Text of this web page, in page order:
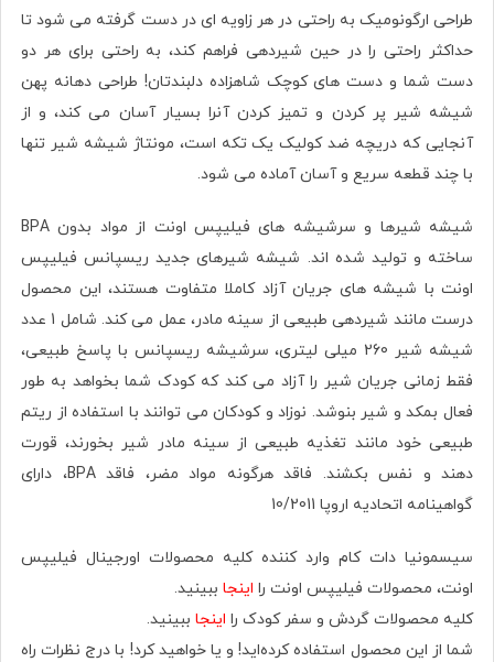
طراحی ارگونومیک به راحتی در هر زاویه ای در دست گرفته می شود تا
حداکثر راحتی را در حین شیردهی فراهم کند، به راحتی برای هر دو
دست شما و دست های کوچک شاهزاده دلبندتان! طراحی دهانه پهن
شیشه شیر پر کردن و تمیز کردن آنرا بسیار آسان می کند، و از
آنجایی که دریچه ضد کولیک یک تکه است، مونتاژ شیشه شیر تنها
با چند قطعه سریع و آسان آماده می شود.
شیشه شیرها و سرشیشه های فیلیپس اونت از مواد بدون BPA
ساخته و تولید شده اند. شیشه شیرهای جدید ریسپانس فیلیپس
اونت با شیشه های جریان آزاد کاملا متفاوت هستند، این محصول
درست مانند شیردهی طبیعی از سینه مادر، عمل می کند. شامل 1 عدد
شیشه شیر 260 میلی لیتری، سرشیشه ریسپانس با پاسخ طبیعی،
فقط زمانی جریان شیر را آزاد می کند که کودک شما بخواهد به طور
فعال بمکد و شیر بنوشد. نوزاد و کودکان می توانند با استفاده از ریتم
طبیعی خود مانند تغذیه طبیعی از سینه مادر شیر بخورند، قورت
دهند و نفس بکشند. فاقد هرگونه مواد مضر، فاقد BPA، دارای
گواهینامه اتحادیه اروپا 10/2011
سیسمونیا دات کام وارد کننده کلیه محصولات اورجینال فیلیپس
اونت، محصولات فیلیپس اونت را اینجا ببینید.
کلیه محصولات گردش و سفر کودک را اینجا ببینید.
شما از این محصول استفاده کرده‌اید! و یا خواهید کرد! با درج نظرات راه